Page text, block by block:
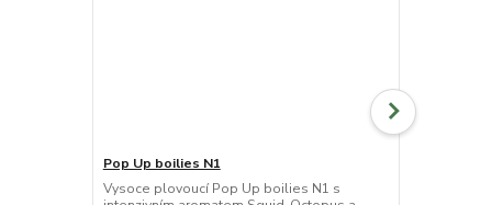
Pop Up boilies N1
Vysoce plovoucí Pop Up boilies N1 s